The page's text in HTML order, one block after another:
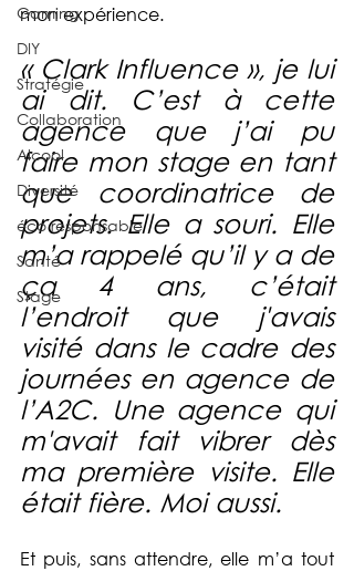
Gaming
DIY
Stratégie
Collaboration
Alcool
Diversité
éco responsable
Santé
Stage
mon expérience.
« Clark Influence », je lui
ai dit. C’est à cette
agence que j’ai pu
faire mon stage en tant
que coordinatrice de
projets. Elle a souri. Elle
m’a rappelé qu’il y a de
ça 4 ans, c’était
l’endroit que j'avais
visité dans le cadre des
journées en agence de
l’A2C. Une agence qui
m'avait fait vibrer dès
ma première visite. Elle
était fière. Moi aussi.
Et puis, sans attendre, elle m’a tout